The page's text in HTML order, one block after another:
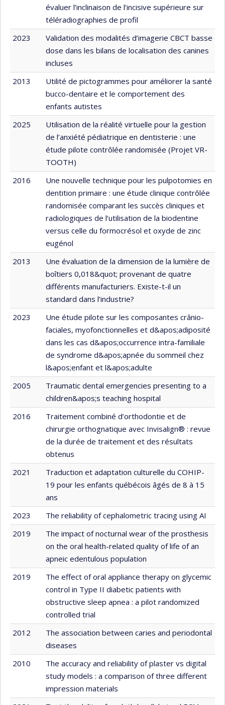
évaluer l’inclinaison de l’incisive supérieure sur
téléradiographies de profil
2023
Validation des modalités d’imagerie CBCT basse
dose dans les bilans de localisation des canines
incluses
2013
Utilité de pictogrammes pour améliorer la santé
bucco-dentaire et le comportement des
enfants autistes
2025
Utilisation de la réalité virtuelle pour la gestion
de l’anxiété pédiatrique en dentisterie : une
étude pilote contrôlée randomisée (Projet VR-
TOOTH)
2016
Une nouvelle technique pour les pulpotomies en
dentition primaire : une étude clinique contrôlée
randomisée comparant les succès cliniques et
radiologiques de l’utilisation de la biodentine
versus celle du formocrésol et oxyde de zinc
eugénol
2013
Une évaluation de la dimension de la lumière de
boîtiers 0,018&quot; provenant de quatre
différents manufacturiers. Existe-t-il un
standard dans l’industrie?
2023
Une étude pilote sur les composantes crânio-
faciales, myofonctionnelles et d&apos;adiposité
dans les cas d&apos;occurrence intra-familiale
de syndrome d&apos;apnée du sommeil chez
l&apos;enfant et l&apos;adulte
2005
Traumatic dental emergencies presenting to a
children&apos;s teaching hospital
2016
Traitement combiné d’orthodontie et de
chirurgie orthognatique avec Invisalign® : revue
de la durée de traitement et des résultats
obtenus
2021
Traduction et adaptation culturelle du COHIP-
19 pour les enfants québécois âgés de 8 à 15
ans
2023
The reliability of cephalometric tracing using AI
2019
The impact of nocturnal wear of the prosthesis
on the oral health-related quality of life of an
apneic edentulous population
2019
The effect of oral appliance therapy on glycemic
control in Type II diabetic patients with
obstructive sleep apnea : a pilot randomized
controlled trial
2012
The association between caries and periodontal
diseases
2010
The accuracy and reliability of plaster vs digital
study models : a comparison of three different
impression materials